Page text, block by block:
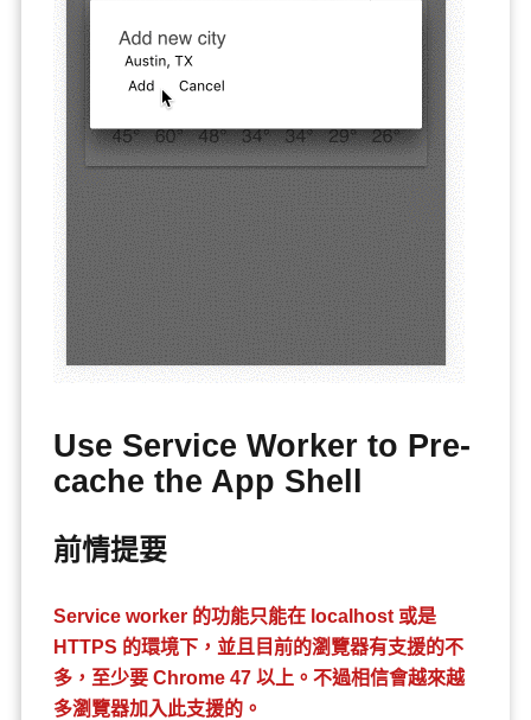
Use Service Worker to Pre-
cache the App Shell
前情提要
Service worker 的功能只能在 localhost 或是
HTTPS 的環境下，並且目前的瀏覽器有支援的不
多，至少要 Chrome 47 以上。不過相信會越來越
多瀏覽器加入此支援的。